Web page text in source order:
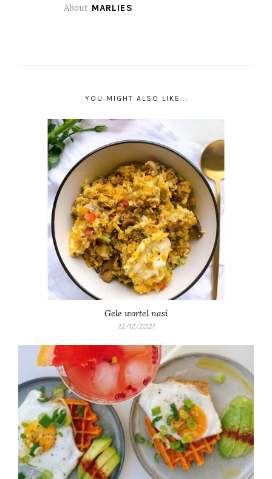
About MARLIES
YOU MIGHT ALSO LIKE...
Gele wortel nasi
12/12/2021